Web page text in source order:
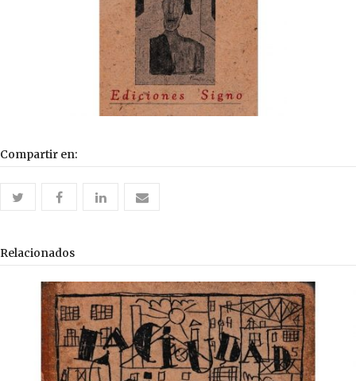
Compartir en:
twitterfacebooklinkedinemail
Relacionados